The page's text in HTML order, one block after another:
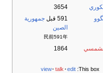
3654
591 قبل
جمهورية
الصين
民前591年
الشمسي
1864
This box:
view talk edit